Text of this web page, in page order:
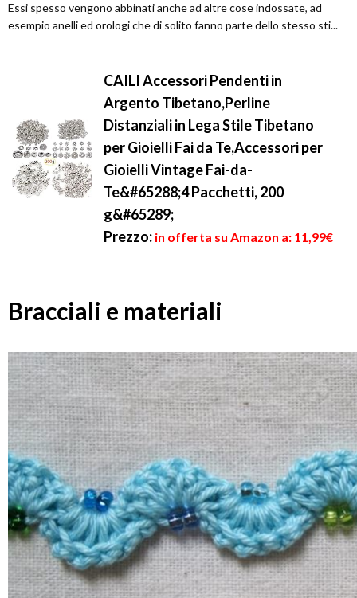
Essi spesso vengono abbinati anche ad altre cose indossate, ad
esempio anelli ed orologi che di solito fanno parte dello stesso sti...
CAILI Accessori Pendenti in
Argento Tibetano,Perline
Distanziali in Lega Stile Tibetano
per Gioielli Fai da Te,Accessori per
Gioielli Vintage Fai-da-
Te&#65288;4 Pacchetti, 200
g&#65289;
Prezzo: in offerta su Amazon a: 11,99€
Bracciali e materiali